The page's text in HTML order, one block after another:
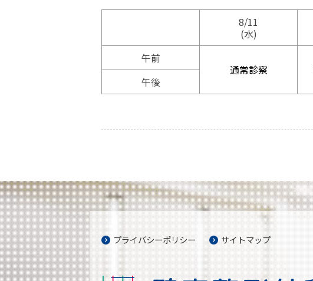
8/11
(水)
午前
通常診察
午後
プライバシーポリシー サイトマップ